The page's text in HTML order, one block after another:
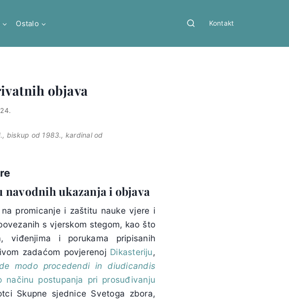
Ostalo Kontakt
objava
biskup od 1983., kardinal od
ukazanja i objava
promicanje i zaštitu nauke vjere i
s vjerskom stegom, kao što
viđenjima i porukama pripisanih
zadaćom povjerenoj Dikasteriju,
modo procedendi in diudicandis
načinu postupanja pri prosuđivanju
Skupne sjednice Svetoga zbora,